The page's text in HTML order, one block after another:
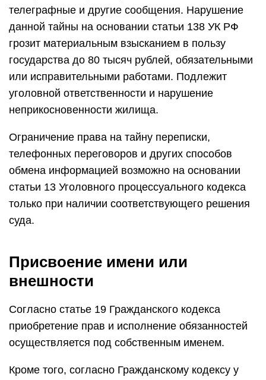
телеграфные и другие сообщения. Нарушение
данной тайны на основании статьи 138 УК РФ
грозит материальным взысканием в пользу
государства до 80 тысяч рублей, обязательными
или исправительными работами. Подлежит
уголовной ответственности и нарушение
неприкосновенности жилища.
Ограничение права на тайну переписки,
телефонных переговоров и других способов
обмена информацией возможно на основании
статьи 13 Уголовного процессуального кодекса
только при наличии соответствующего решения
суда.
Присвоение имени или
внешности
Согласно статье 19 Гражданского кодекса
приобретение прав и исполнение обязанностей
осуществляется под собственным именем.
Кроме того, согласно Гражданскому кодексу у